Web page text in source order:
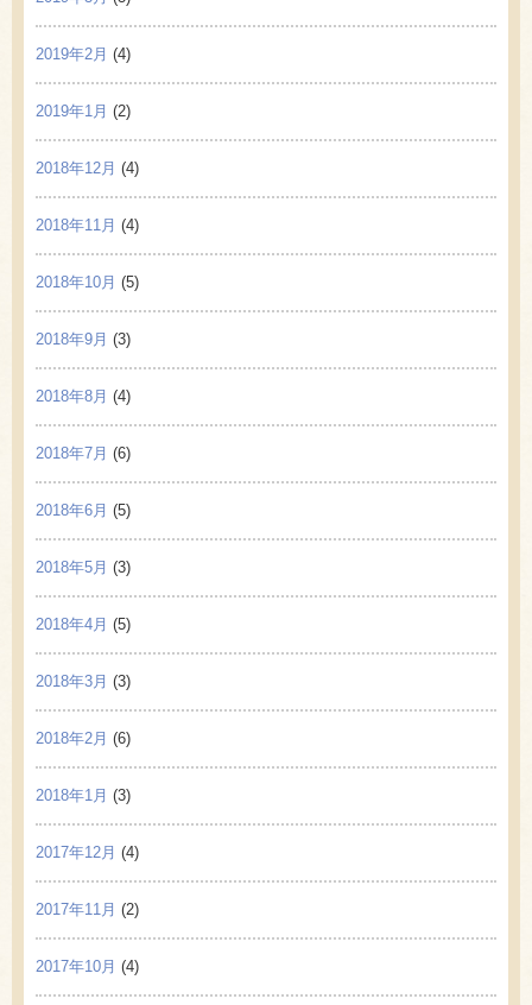
2019年2月 (4)
2019年1月 (2)
2018年12月 (4)
2018年11月 (4)
2018年10月 (5)
2018年9月 (3)
2018年8月 (4)
2018年7月 (6)
2018年6月 (5)
2018年5月 (3)
2018年4月 (5)
2018年3月 (3)
2018年2月 (6)
2018年1月 (3)
2017年12月 (4)
2017年11月 (2)
2017年10月 (4)